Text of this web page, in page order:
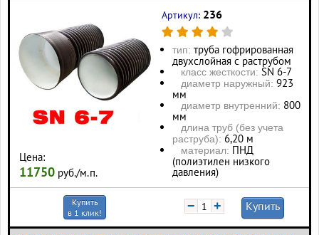
Цена:
11750 руб./м.п.
Артикул: 236
тип: труба гофрированная
двухслойная с раструбом
класс жесткости: SN 6-7
диаметр наружный: 923
мм
диаметр внутренний: 800
мм
длина труб (без учета
раструба): 6,20 м
материал: ПНД
(полиэтилен низкого
давления)
Купить
в 1 клик!
− + Купить